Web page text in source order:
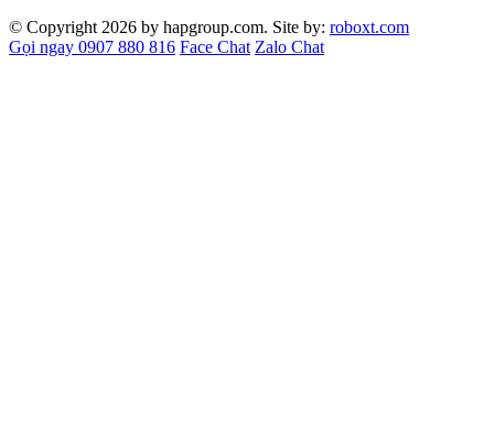
© Copyright 2026 by hapgroup.com. Site by: roboxt.com
Gọi ngay 0907 880 816 Face Chat Zalo Chat